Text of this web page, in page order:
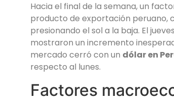
Hacia el final de la semana, un
producto de exportación peruano,
presionando el sol a la baja. El
mostraron un incremento
mercado cerró con un dólar en
respecto al lunes.
Factores